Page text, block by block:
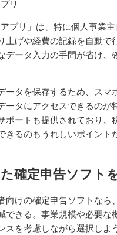
リ
アプリ」は、特に個人事業
上げや経費の記録を自動で
データ入力の手間が省け、
ータを保存するため、スマ
ータにアクセスできるのが
ポートも提供されており、
きるのもうれしいポイント
確定申告ソフト
向けの確定申告ソフトなら
できる。事業規模や必要な
スを考慮しながら選択しよ